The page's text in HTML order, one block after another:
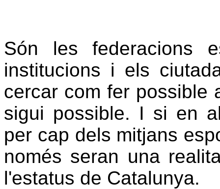
Són les federacions
institucions i els
cercar com fer possible
sigui possible. I si en
per cap dels mitjans
només seran una
l'estatus de Catalunya.